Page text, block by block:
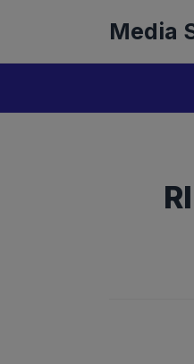
Media